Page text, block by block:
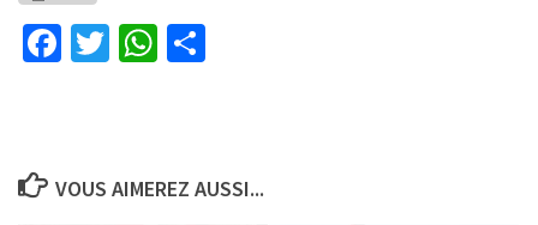
Facebook
TwitterWhatsApp
VOUS AIMEREZ AUSSI...